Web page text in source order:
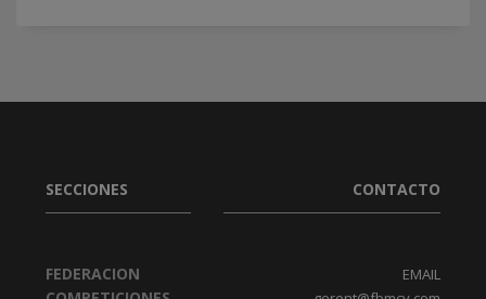
SECCIONES
FEDERACION
CONTACTO
EMAIL